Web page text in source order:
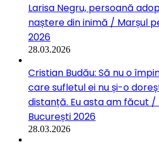
Larisa Negru, persoană
naștere din inimă / Marșul
2026
28.03.2026
Cristian Budău: Să nu o
care sufletul ei nu și-o
distanță. Eu asta am făcut
București 2026
28.03.2026